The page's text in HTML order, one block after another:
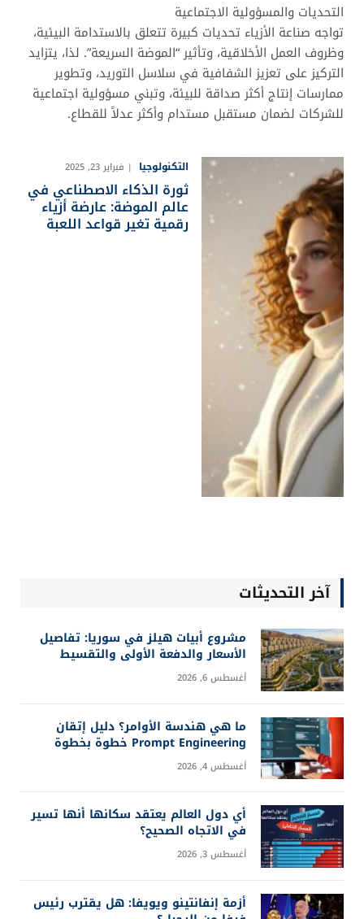
التحديات والمسؤولية الاجتماعية
تواجه صناعة الأزياء تحديات كبيرة تتعلق بالاستدامة البيئية،
وظروف العمل الأخلاقية، وتأثير “الموضة السريعة”. لذا، يتزايد
التركيز على تعزيز الشفافية في سلاسل التوريد، وتطوير
ممارسات إنتاج أكثر صداقة للبيئة، وتبني مسؤولية اجتماعية
للشركات لضمان مستقبل مستدام وأكثر عدلاً للقطاع.
التكنولوجيا فبراير 23, 2025
ثورة الذكاء الاصطناعي في
عالم الموضة: عارضة أزياء
رقمية تغير قواعد اللعبة
آخر التحديثات
مشروع أبيات هيلز في سوريا: تفاصيل
الأسعار والدفعة الأولى والتقسيط
أغسطس 6, 2026
ما هي هندسة الأوامر؟ دليل إتقان
Prompt Engineering خطوة بخطوة
أغسطس 4, 2026
أي دول العالم يعتقد سكانها أنها تسير
في الاتجاه الصحيح؟
أغسطس 3, 2026
أزمة إنفانتينو ويويفا: هل يقترب رئيس